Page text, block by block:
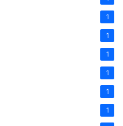
1
1
1
1
1
1